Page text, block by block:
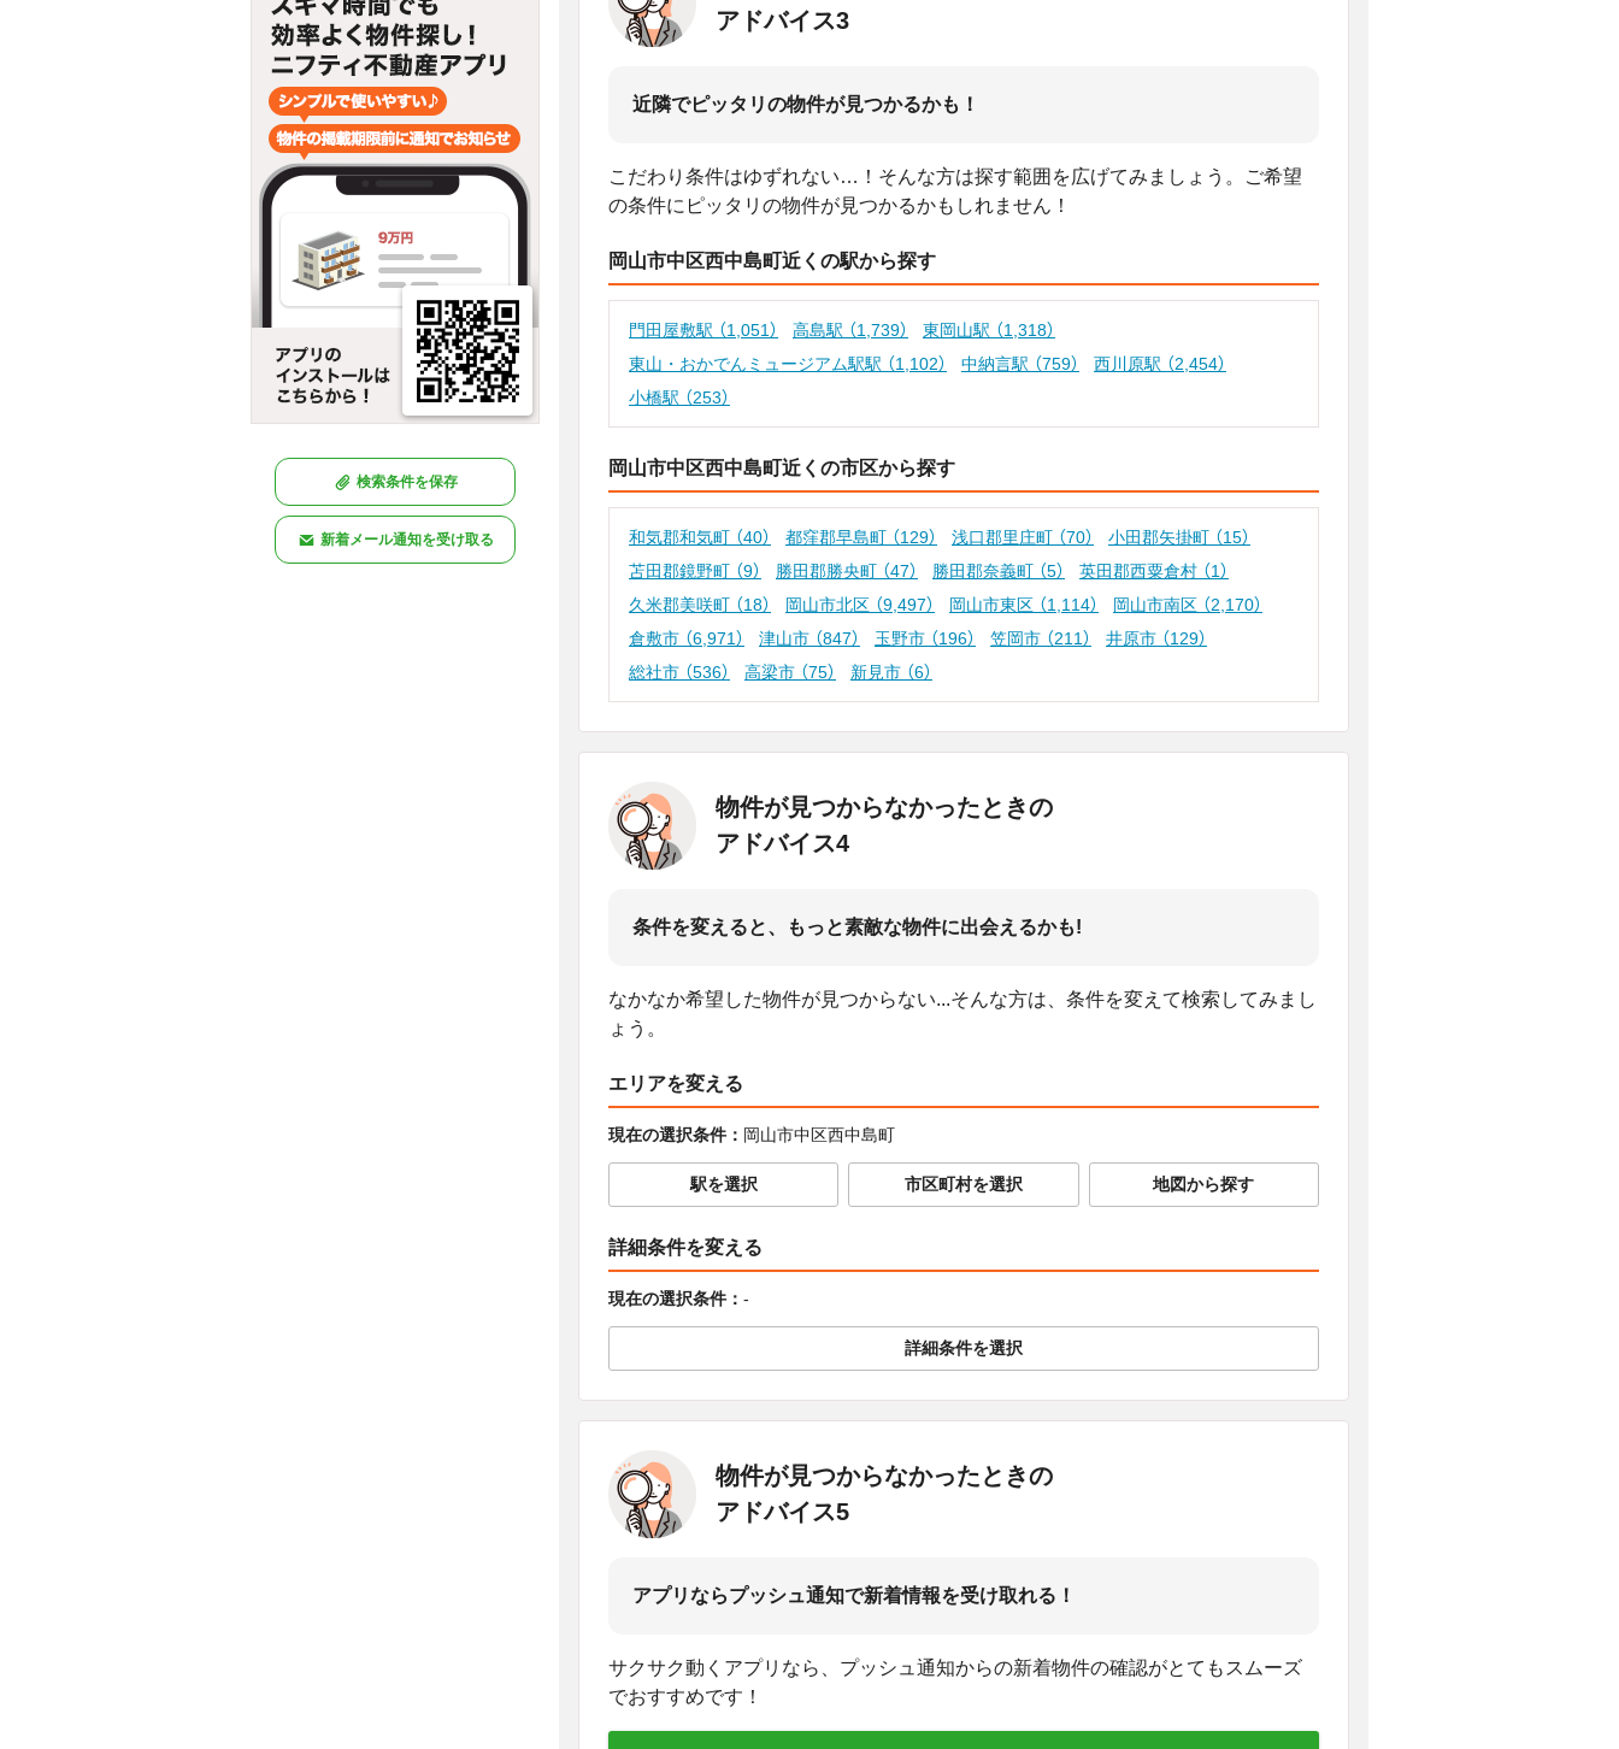
検索条件を保存
新着メール通知を受け取る
アドバイス3
近隣でピッタリの物件が見つかるかも！
こだわり条件はゆずれない…！そんな方は探す範囲を広げてみましょう。ご希望
の条件にピッタリの物件が見つかるかもしれません！
岡山市中区西中島町近くの駅から探す
門田屋敷駅 （1,051） 高島駅 （1,739） 東岡山駅 （1,318）
東山・おかでんミュージアム駅駅 （1,102） 中納言駅 （759） 西川原駅 （2,454）
小橋駅 （253）
岡山市中区西中島町近くの市区から探す
和気郡和気町 （40） 都窪郡早島町 （129） 浅口郡里庄町 （70） 小田郡矢掛町 （15）
苫田郡鏡野町 （9） 勝田郡勝央町 （47） 勝田郡奈義町 （5） 英田郡西粟倉村 （1）
久米郡美咲町 （18） 岡山市北区 （9,497） 岡山市東区 （1,114） 岡山市南区 （2,170）
倉敷市 （6,971） 津山市 （847） 玉野市 （196） 笠岡市 （211） 井原市 （129）
総社市 （536） 高梁市 （75） 新見市 （6）
物件が見つからなかったときの
アドバイス4
条件を変えると、もっと素敵な物件に出会えるかも!
なかなか希望した物件が見つからない...そんな方は、条件を変えて検索してみまし
ょう。
エリアを変える
現在の選択条件： 岡山市中区西中島町
駅を選択 市区町村を選択 地図から探す
詳細条件を変える
現在の選択条件： -
詳細条件を選択
物件が見つからなかったときの
アドバイス5
アプリならプッシュ通知で新着情報を受け取れる！
サクサク動くアプリなら、プッシュ通知からの新着物件の確認がとてもスムーズ
でおすすめです！